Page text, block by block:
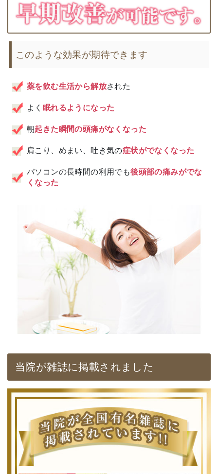
このような効果が期待できます
薬を飲む生活から解放された
よく 眠れるようになった
朝起きた瞬間の頭痛がなくなった
肩こり、めまい、吐き気の症状がでなくなった
パソコンの長時間の利用でも後頭部の痛みがでな
くなった
当院が雑誌に掲載されました